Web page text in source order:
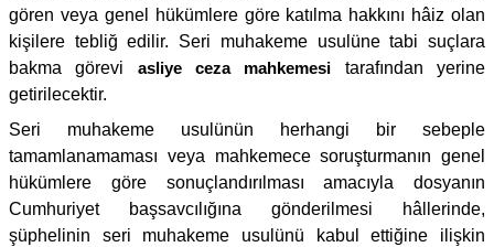
gören veya genel hükümlere göre katılma hakkını hâiz olan
kişilere tebliğ edilir. Seri muhakeme usulüne tabi suçlara
bakma görevi asliye ceza mahkemesi tarafından yerine
getirilecektir.
Seri muhakeme usulünün herhangi bir sebeple
tamamlanamaması veya mahkemece soruşturmanın genel
hükümlere göre sonuçlandırılması amacıyla dosyanın
Cumhuriyet başsavcılığına gönderilmesi hâllerinde,
şüphelinin seri muhakeme usulünü kabul ettiğine ilişkin